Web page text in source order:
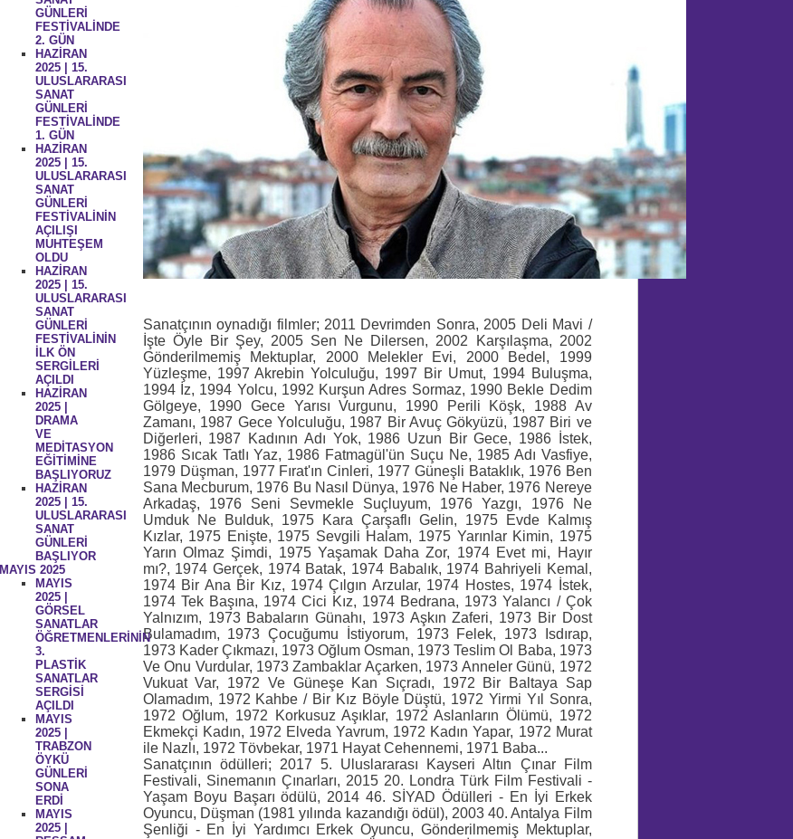
Sanatçının oynadığı filmler; 2011 Devrimden Sonra, 2005 Deli Mavi /
İşte Öyle Bir Şey, 2005 Sen Ne Dilersen, 2002 Karşılaşma, 2002
Gönderilmemiş Mektuplar, 2000 Melekler Evi, 2000 Bedel, 1999
Yüzleşme, 1997 Akrebin Yolculuğu, 1997 Bir Umut, 1994 Buluşma,
1994 İz, 1994 Yolcu, 1992 Kurşun Adres Sormaz, 1990 Bekle Dedim
Gölgeye, 1990 Gece Yarısı Vurgunu, 1990 Perili Köşk, 1988 Av
Zamanı, 1987 Gece Yolculuğu, 1987 Bir Avuç Gökyüzü, 1987 Biri ve
Diğerleri, 1987 Kadının Adı Yok, 1986 Uzun Bir Gece, 1986 İstek,
1986 Sıcak Tatlı Yaz, 1986 Fatmagül'ün Suçu Ne, 1985 Adı Vasfiye,
1979 Düşman, 1977 Fırat'ın Cinleri, 1977 Güneşli Bataklık, 1976 Ben
Sana Mecburum, 1976 Bu Nasıl Dünya, 1976 Ne Haber, 1976 Nereye
Arkadaş, 1976 Seni Sevmekle Suçluyum, 1976 Yazgı, 1976 Ne
Umduk Ne Bulduk, 1975 Kara Çarşaflı Gelin, 1975 Evde Kalmış
Kızlar, 1975 Enişte, 1975 Sevgili Halam, 1975 Yarınlar Kimin, 1975
Yarın Olmaz Şimdi, 1975 Yaşamak Daha Zor, 1974 Evet mi, Hayır
mı?, 1974 Gerçek, 1974 Batak, 1974 Babalık, 1974 Bahriyeli Kemal,
1974 Bir Ana Bir Kız, 1974 Çılgın Arzular, 1974 Hostes, 1974 İstek,
1974 Tek Başına, 1974 Cici Kız, 1974 Bedrana, 1973 Yalancı / Çok
Yalnızım, 1973 Babaların Günahı, 1973 Aşkın Zaferi, 1973 Bir Dost
Bulamadım, 1973 Çocuğumu İstiyorum, 1973 Felek, 1973 Isdırap,
1973 Kader Çıkmazı, 1973 Oğlum Osman, 1973 Teslim Ol Baba, 1973
Ve Onu Vurdular, 1973 Zambaklar Açarken, 1973 Anneler Günü, 1972
Vukuat Var, 1972 Ve Güneşe Kan Sıçradı, 1972 Bir Baltaya Sap
Olamadım, 1972 Kahbe / Bir Kız Böyle Düştü, 1972 Yirmi Yıl Sonra,
1972 Oğlum, 1972 Korkusuz Aşıklar, 1972 Aslanların Ölümü, 1972
Ekmekçi Kadın, 1972 Elveda Yavrum, 1972 Kadın Yapar, 1972 Murat
ile Nazlı, 1972 Tövbekar, 1971 Hayat Cehennemi, 1971 Baba...
Sanatçının ödülleri; 2017 5. Uluslararası Kayseri Altın Çınar Film
Festivali, Sinemanın Çınarları, 2015 20. Londra Türk Film Festivali -
Yaşam Boyu Başarı ödülü, 2014 46. SİYAD Ödülleri - En İyi Erkek
Oyuncu, Düşman (1981 yılında kazandığı ödül), 2003 40. Antalya Film
Şenliği - En İyi Yardımcı Erkek Oyuncu, Gönderilmemiş Mektuplar,
GÜNLERİ
FESTİVALİNDE
2. GÜN
HAZİRAN
2025 | 15.
ULUSLARARASI
SANAT
GÜNLERİ
FESTİVALİNDE
1. GÜN
HAZİRAN
2025 | 15.
ULUSLARARASI
SANAT
GÜNLERİ
FESTİVALİNİN
AÇILIŞI
MUHTEŞEM
OLDU
HAZİRAN
2025 | 15.
ULUSLARARASI
SANAT
GÜNLERİ
FESTİVALİNİN
İLK ÖN
SERGİLERİ
AÇILDI
HAZİRAN
2025 |
DRAMA
VE
MEDİTASYON
EĞİTİMİNE
BAŞLIYORUZ
HAZİRAN
2025 | 15.
ULUSLARARASI
SANAT
GÜNLERİ
BAŞLIYOR
MAYIS 2025
MAYIS
2025 |
GÖRSEL
SANATLAR
ÖĞRETMENLERİNİN
3.
PLASTİK
SANATLAR
SERGİSİ
AÇILDI
MAYIS
2025 |
TRABZON
ÖYKÜ
GÜNLERİ
SONA
ERDİ
MAYIS
2025 |